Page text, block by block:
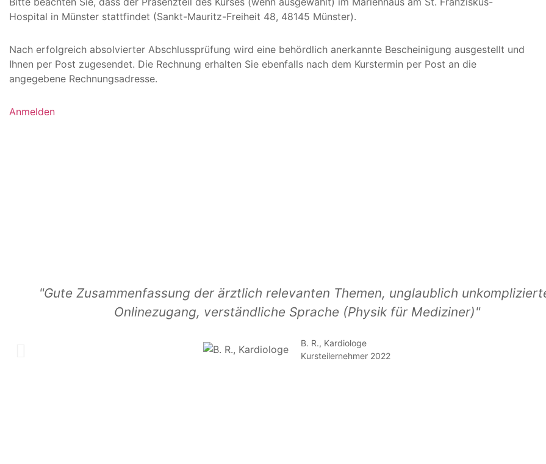
Hospital in Münster stattfindet (Sankt-Mauritz-Freiheit 48, 48145 Münster).
Nach erfolgreich absolvierter Abschlussprüfung wird eine behördlich anerkannte Bescheinigung ausgestellt und
Ihnen per Post zugesendet. Die Rechnung erhalten Sie ebenfalls nach dem Kurstermin per Post an die
angegebene Rechnungsadresse.
Anmelden
"Gute Zusammenfassung der ärztlich relevanten Themen, unglaublich
Onlinezugang, verständliche Sprache (Physik für Mediziner)"
B. R., Kardiologe
Kursteilernehmer 2022